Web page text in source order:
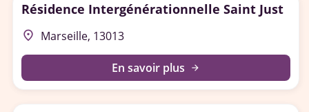
Résidence Intergénérationnelle Saint Just
place Marseille, 13013
En savoir plus arrow_forward